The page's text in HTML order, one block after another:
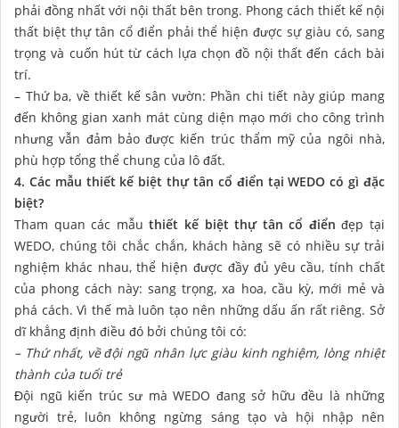
phải đồng nhất với nội thất bên trong. Phong cách thiết kế nội
thất biệt thự tân cổ điển phải thể hiện được sự giàu có, sang
trọng và cuốn hút từ cách lựa chọn đồ nội thất đến cách bài
trí.
– Thứ ba, về thiết kế sân vườn: Phần chi tiết này giúp mang
đến không gian xanh mát cùng diện mạo mới cho công trình
nhưng vẫn đảm bảo được kiến trúc thẩm mỹ của ngôi nhà,
phù hợp tổng thể chung của lô đất.
4. Các mẫu thiết kế biệt thự tân cổ điển tại WEDO có gì đặc
biệt?
Tham quan các mẫuthiết kế biệt thự tân cổ điển đẹp tại
WEDO, chúng tôi chắc chắn, khách hàng sẽ có nhiều sự trải
nghiệm khác nhau, thể hiện được đầy đủ yêu cầu, tính chất
của phong cách này: sang trọng, xa hoa, cầu kỳ, mới mẻ và
phá cách. Vì thế mà luôn tạo nên những dấu ấn rất riêng. Sở
dĩ khẳng định điều đó bởi chúng tôi có:
– Thứ nhất, về đội ngũ nhân lực giàu kinh nghiệm, lòng nhiệt
thành của tuổi trẻ
Đội ngũ kiến trúc sư mà WEDO đang sở hữu đều là những
người trẻ, luôn không ngừng sáng tạo và hội nhập nên